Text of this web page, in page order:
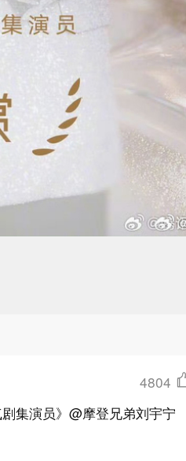
4804
集演员》@摩登兄弟刘宇宁